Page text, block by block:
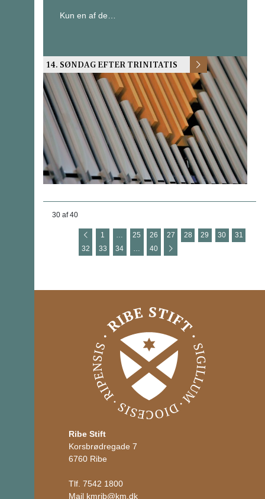
Kun en af de…
14. SØNDAG EFTER TRINITATIS
30 af 40
1 … 25 26 27 28 29 30
31
32
33 34 … 40
Ribe Stift
Korsbrødregade 7
6760 Ribe
Tlf.7542 1800
Mail kmrib@km.dk